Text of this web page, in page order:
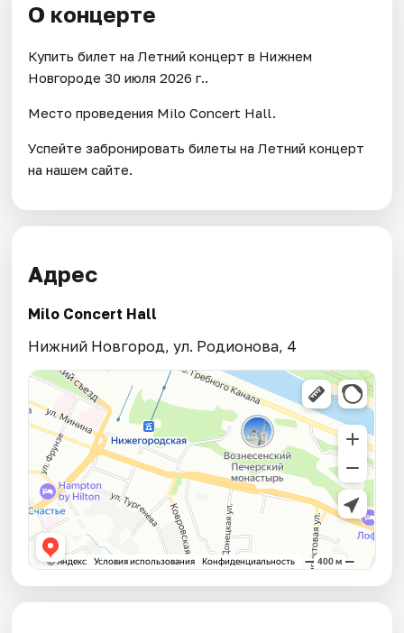
О концерте
Купить билет на Летний концерт в Нижнем
Новгороде 30 июля 2026 г..
Место проведения Milo Concert Hall.
Успейте забронировать билеты на Летний концерт
на нашем сайте.
Адрес
Milo Concert Hall
Нижний Новгород, ул. Родионова, 4